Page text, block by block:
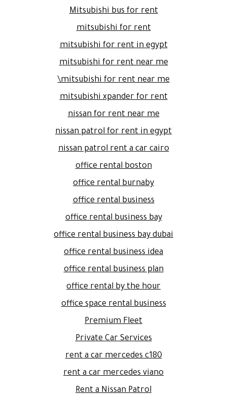
Mitsubishi bus for rent
mitsubishi for rent
mitsubishi for rent in egypt
mitsubishi for rent near me
mitsubishi for rent near me\
mitsubishi xpander for rent
nissan for rent near me
nissan patrol for rent in egypt
nissan patrol rent a car cairo
office rental boston
office rental burnaby
office rental business
office rental business bay
office rental business bay dubai
office rental business idea
office rental business plan
office rental by the hour
office space rental business
Premium Fleet
Private Car Services
rent a car mercedes c180
rent a car mercedes viano
Rent a Nissan Patrol